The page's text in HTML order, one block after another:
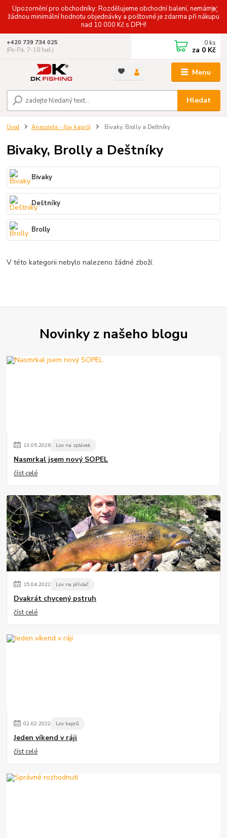
Upozornění pro obchodníky: Rozdělujeme obchodní balení, nemáme
žádnou minimální hodnotu objednávky a poštovné je zdarma při nákupu
nad 10 000 Kč s DPH!
Menu
Hledat
+420 739 734 025
(Po-Pá, 7-18 hod.)
0 ks
za 0 Kč
Úvod Anaconda - (lov kaprů) Bivaky, Brolly a Deštníky
Bivaky, Brolly a Deštníky
Bivaky
Deštníky
Brolly
V této kategorii nebylo nalezeno žádné zboží.
Novinky z našeho blogu
13.05.2026 Lov na splávek
Nasmrkal jsem nový SOPEL
číst celé
15.04.2022 Lov na přívlač
Dvakrát chycený pstruh
číst celé
02.02.2022 Lov kaprů
Jeden víkend v ráji
číst celé